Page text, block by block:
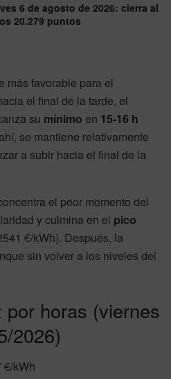
6 de agosto de 2026: cierra al
20.279 puntos
más favorable para el
el final de la tarde, el
su mínimo en 15-16 h
se mantiene relativamente
a subir hacia el final de la
el peor momento del
y culmina en el pico
€/kWh). Después, la
sin volver a los niveles del
horas (viernes
2026)
€/kWh